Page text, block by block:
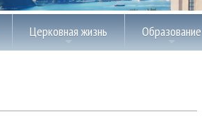
Церковная жизнь Образование